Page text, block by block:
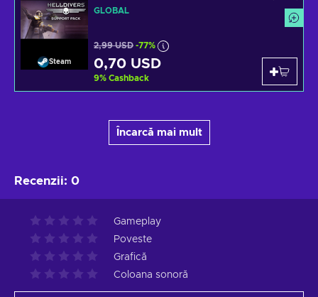
Steam
GLOBAL
2,99 USD -77%
0,70 USD
9% Cashback
Încarcă mai mult
Recenzii: 0
Gameplay
Poveste
Grafică
Coloana sonoră